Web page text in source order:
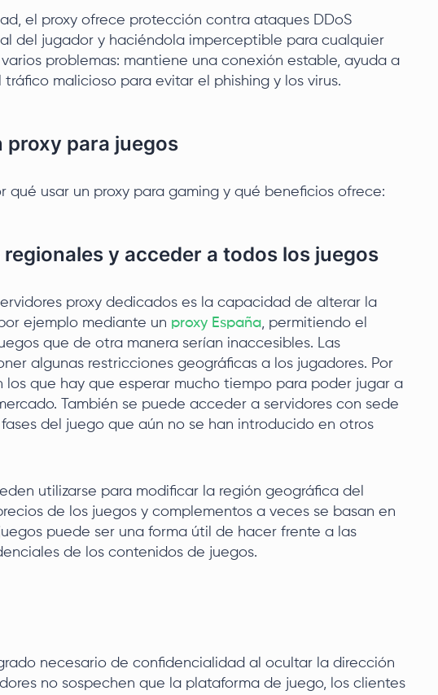
el proxy ofrece protección contra ataques DDoS
del jugador y haciéndola imperceptible para cualquier
problemas: mantiene una conexión estable, ayuda a
malicioso para evitar el phishing y los virus.
proxy para juegos
qué usar un proxy para gaming y qué beneficios ofrece:
y acceder a todos los juegos
proxy dedicados es la capacidad de alterar la
ejemplo mediante un proxy España, permitiendo el
que de otra manera serían inaccesibles. Las
algunas restricciones geográficas a los jugadores. Por
los que hay que esperar mucho tiempo para poder jugar a
También se puede acceder a servidores con sede
del juego que aún no se han introducido en otros
utilizarse para modificar la región geográfica del
de los juegos y complementos a veces se basan en
puede ser una forma útil de hacer frente a las
de los contenidos de juegos.
necesario de confidencialidad al ocultar la dirección
no sospechen que la plataforma de juego, los clientes